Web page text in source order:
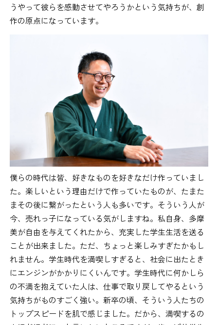
うやって彼らを感動させてやろうかという気持ちが、創
作の原点になっています。
僕らの時代は皆、好きなものを好きなだけ作っていまし
た。楽しいという理由だけで作っていたものが、たまた
まその後に繋がったという人も多いです。そういう人が
今、売れっ子になっている気がしますね。私自身、多摩
美が自由を与えてくれたから、充実した学生生活を送る
ことが出来ました。ただ、ちょっと楽しみすぎたかもし
れません。学生時代を満喫しすぎると、社会に出たとき
にエンジンがかかりにくいんです。学生時代に何かしら
の不満を抱えていた人は、仕事で取り戻してやるという
気持ちがものすごく強い。新卒の頃、そういう人たちの
トップスピードを肌で感じました。だから、満喫するの